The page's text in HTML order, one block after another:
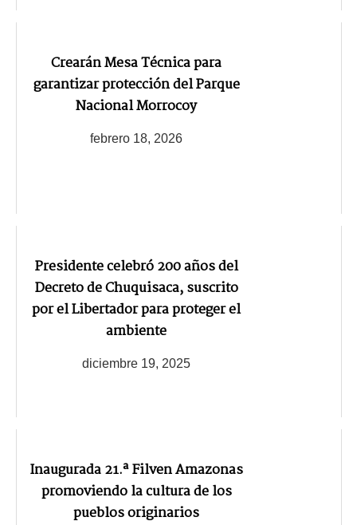
Crearán Mesa Técnica para
garantizar protección del Parque
Nacional Morrocoy
febrero 18, 2026
Presidente celebró 200 años del
Decreto de Chuquisaca, suscrito
por el Libertador para proteger el
ambiente
diciembre 19, 2025
Inaugurada 21.ª Filven Amazonas
promoviendo la cultura de los
pueblos originarios